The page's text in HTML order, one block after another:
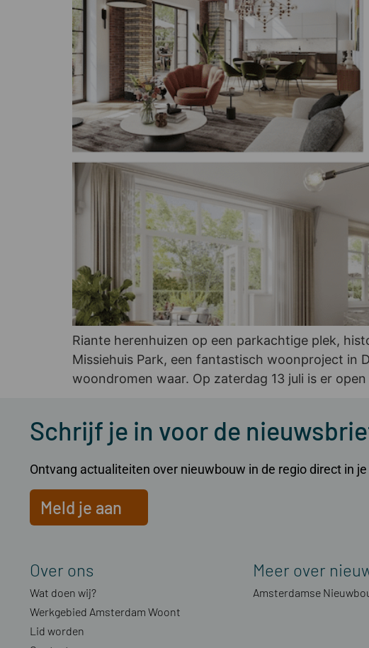
Riante herenhuizen op een parkachtige plek,
Missiehuis Park, een fantastisch woonproject in
woondromen waar. Op zaterdag 13 juli is er
Schrijf je in voor de
Ontvang actualiteiten over nieuwbouw in de regio direct in je
Meld je aan
Over ons
Wat doen wij?
Werkgebied Amsterdam Woont
Lid worden
Meer over
Amsterdamse